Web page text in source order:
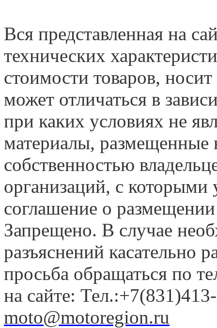
Вся представленная на
технических
стоимости товаров,
может отличаться в
при каких условиях не
материалы, размещенные
собственностью
организаций, с которыми
соглашение о
Запрещено. В случае
разъяснений
просьба обращаться по
на сайте:
moto@motoregion.ru